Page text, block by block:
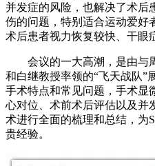
并发症的风险，也解决了术后
伤的问题，特别适合运动爱好
术后患者视力恢复较快、干眼
会议的一大高潮，是由与周
和白继教授率领的“飞天战队”
手术特点和常见问题，手术显
心对位、术前术后评估以及并
术进行全面的梳理和总结，为
贵经验。